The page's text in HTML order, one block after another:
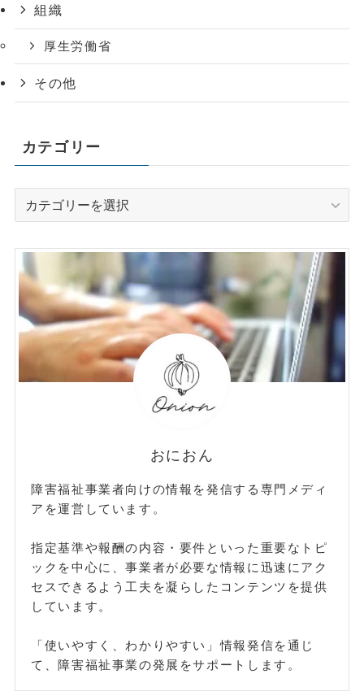
組織
厚生労働省
その他
カテゴリー
ー
おにおん
障害福祉事業者向けの情報を発信する専門メディ
アを運営しています。
指定基準や報酬の内容・要件といった重要なトピ
ックを中心に、事業者が必要な情報に迅速にアク
セスできるよう工夫を凝らしたコンテンツを提供
しています。
「使いやすく、わかりやすい」情報発信を通じ
て、障害福祉事業の発展をサポートします。